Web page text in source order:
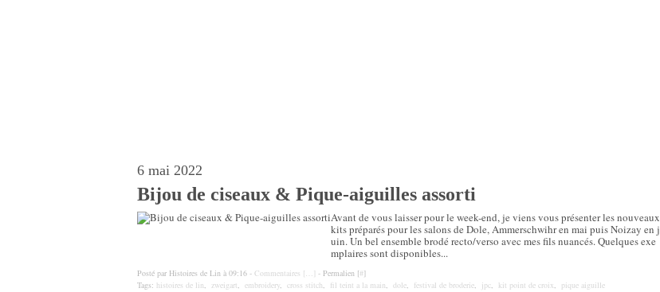
6 mai 2022
Bijou de ciseaux & Pique-aiguilles assorti
Avant de vous laisser pour le week-end, je viens vous présenter les nouveaux
kits préparés pour les salons de Dole, Ammerschwihr en mai puis Noizay en j
uin. Un bel ensemble brodé recto/verso avec mes fils nuancés. Quelques exe
mplaires sont disponibles...
Posté par Histoires de Lin à 09:16 - Commentaires [… - Permalien [#]
Tags: histoires de lin, zweigart, embroidery, cross stitch, fil teint a la main, dole, festival de broderie, jpc, kit point de croix, pique aiguille